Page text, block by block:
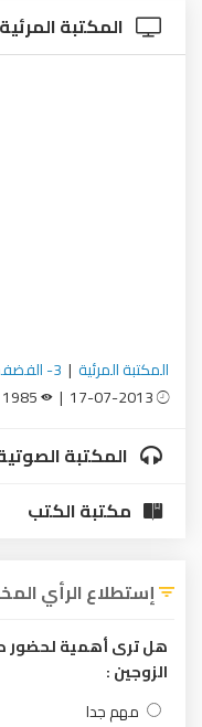
المكتبة المرئية
المكتبة المرئية | 3- الفضفضة
المكتبة
مكتبة الكتب
إستطلاع الرأي
هل ترى أهمية لحضور
الزوجين :
مهم جدا